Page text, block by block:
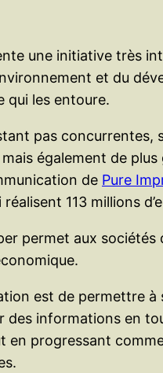
une initiative très
et du
qui les entoure.
pas
également de
de Pure
113 millions
permet aux
est de permettre à
informations en
progressant